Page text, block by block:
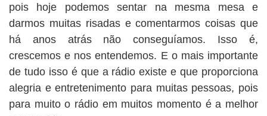
pois hoje podemos sentar na mesma mesa e
darmos muitas risadas e comentarmos coisas que
há anos atrás não conseguíamos. Isso é,
crescemos e nos entendemos. E o mais importante
de tudo isso é que a rádio existe e que proporciona
alegria e entretenimento para muitas pessoas, pois
para muito o rádio em muitos momento é a melhor